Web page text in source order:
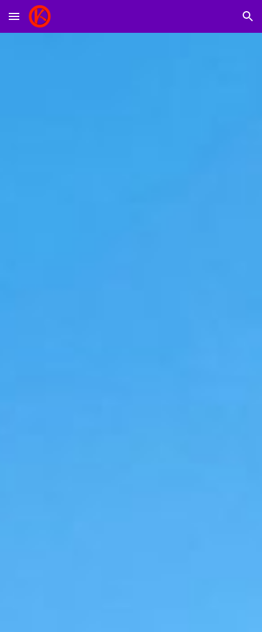
Skip to main content Skip to navigation